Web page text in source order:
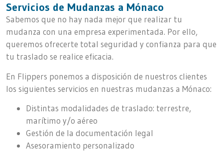
Servicios de Mudanzas a Mónaco
Sabemos que no hay nada mejor que realizar tu
mudanza con una empresa experimentada. Por ello,
queremos ofrecerte total seguridad y confianza para que
tu traslado se realice eficacia.
En Flippers ponemos a disposición de nuestros clientes
los siguientes servicios en nuestras mudanzas a Mónaco:
Distintas modalidades de traslado: terrestre,
marítimo y/o aéreo
Gestión de la documentación legal
Asesoramiento personalizado